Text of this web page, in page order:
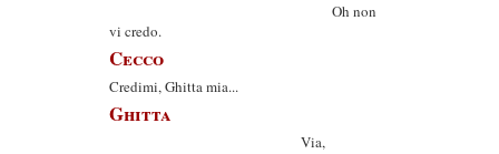
Oh non
vi credo.
Cecco
Credimi, Ghitta mia...
Ghitta
Via,